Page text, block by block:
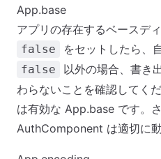
App.base
アプリの存在するベースデ
false をセットしたら、
false 以外の場合、書き
わらないことを確認してく
は有効な App.base です。さ
AuthComponent は適切に動